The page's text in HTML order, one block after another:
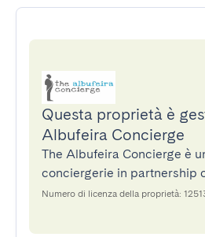
Questa proprietà è
Albufeira Concierge
The Albufeira Concierge è
conciergerie in partnership
Numero di licenza della proprietà: